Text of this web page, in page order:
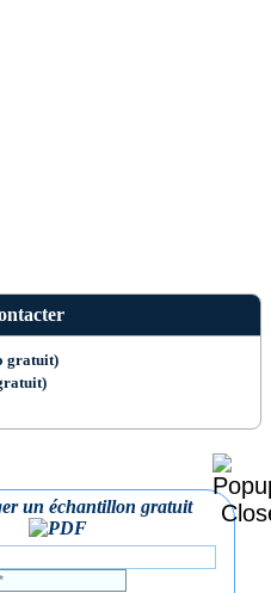
gratuit)
un échantillon gratuit